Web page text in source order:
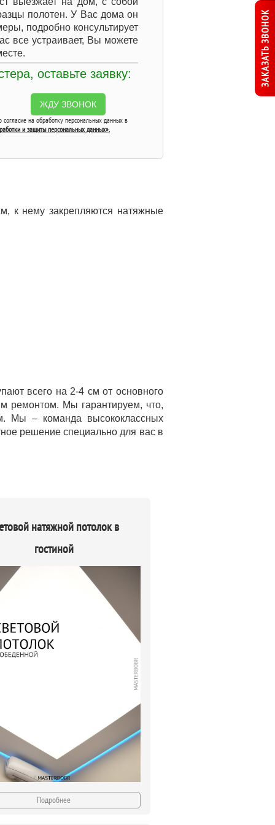
полотен. У Вас дома он
подробно консультирует
все устраивает, Вы можете
оставьте заявку:
ЖДУ ЗВОНОК
согласие на обработку персональных данных в
и защиты персональных данных».
к нему закрепляются натяжные
всего на 2-4 см от основного
ремонтом. Мы гарантируем, что,
Мы – команда высококлассных
решение специально для вас в
натяжной потолок в
гостиной
Подробнее
ЗАКАЗАТЬ ЗВОНОК